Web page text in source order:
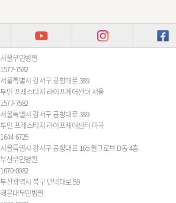
서울부민병원
1577-7582
서울특별시 강서구 공항대로 389
부민 프레스티지 라이프케어센터 서울
1577-7582
서울특별시 강서구 공항대로 389
부민 프레스티지 라이프케어센터 마곡
1644-6725
서울특별시 강서구 공항대로 165 원그로브 D동 4층
부산부민병원
1670-0082
부산광역시 북구 만덕대로 59
해운대부민병원